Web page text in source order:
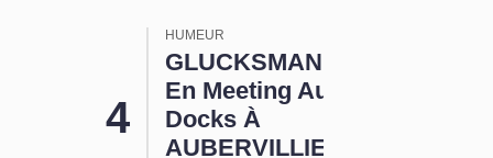
HUMEUR
GLUCKSMANN
En Meeting Aux
Docks À
AUBERVILLIERS